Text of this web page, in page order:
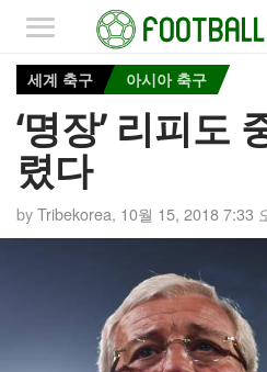
세계 축구 아시아 축구
‘명장’ 리피도
렸다
byTribekorea, 10월 15, 2018 7:33